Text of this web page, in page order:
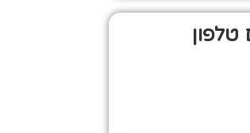
טלפון